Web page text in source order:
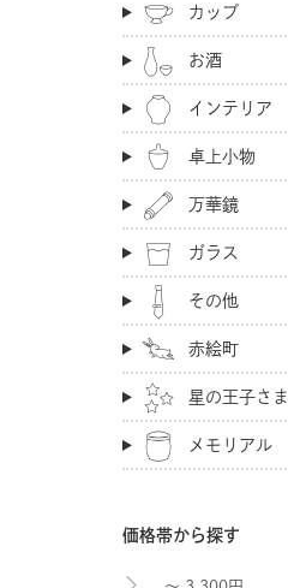
カップ
お酒
インテリア
卓上小物
万華鏡
ガラス
その他
赤絵町
星の王子さま
メモリアル
価格帯から探す